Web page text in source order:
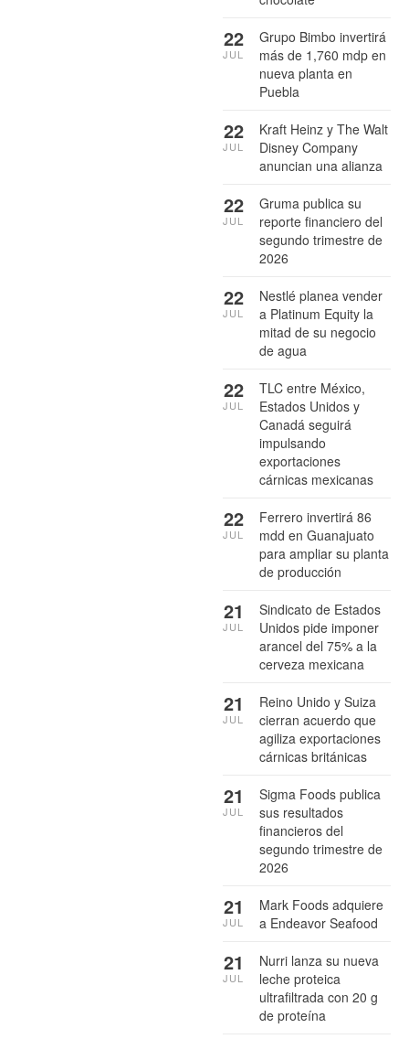
Grupo Bimbo invertirá
más de 1,760 mdp en
nueva planta en
Puebla
22
JUL
Kraft Heinz y The Walt
Disney Company
anuncian una alianza
22
JUL
Gruma publica su
reporte financiero del
segundo trimestre de
2026
22
JUL
Nestlé planea vender
a Platinum Equity la
mitad de su negocio
de agua
22
JUL
TLC entre México,
Estados Unidos y
Canadá seguirá
impulsando
exportaciones
cárnicas mexicanas
22
JUL
Ferrero invertirá 86
mdd en Guanajuato
para ampliar su planta
de producción
22
JUL
Sindicato de Estados
Unidos pide imponer
arancel del 75% a la
cerveza mexicana
21
JUL
Reino Unido y Suiza
cierran acuerdo que
agiliza exportaciones
cárnicas británicas
21
JUL
Sigma Foods publica
sus resultados
financieros del
segundo trimestre de
2026
21
JUL
Mark Foods adquiere
a Endeavor Seafood
21
JUL
Nurri lanza su nueva
leche proteica
ultrafiltrada con 20 g
de proteína
21
JUL